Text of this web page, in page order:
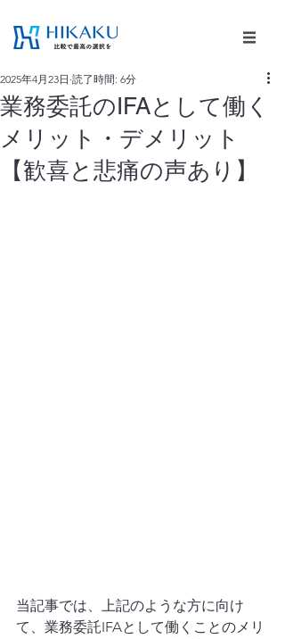
業務委託のIFAとして働く
メリット・デメリット
【歓喜と悲痛の声あり】
2025年4月23日 読了時間: 6分
当記事では、上記のような方に向け
て、業務委託IFAとして働くことのメリ